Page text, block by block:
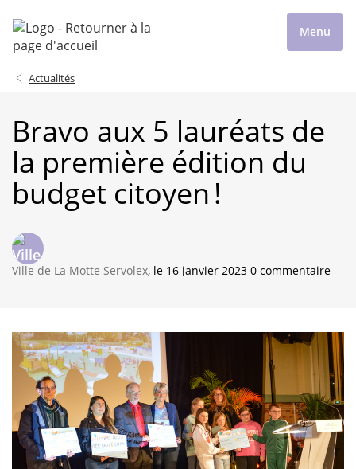
Menu
Actualités
Bravo aux 5 lauréats de
la première édition du
budget citoyen !
Ville de La Motte Servolex, le 16 janvier 2023 0 commentaire